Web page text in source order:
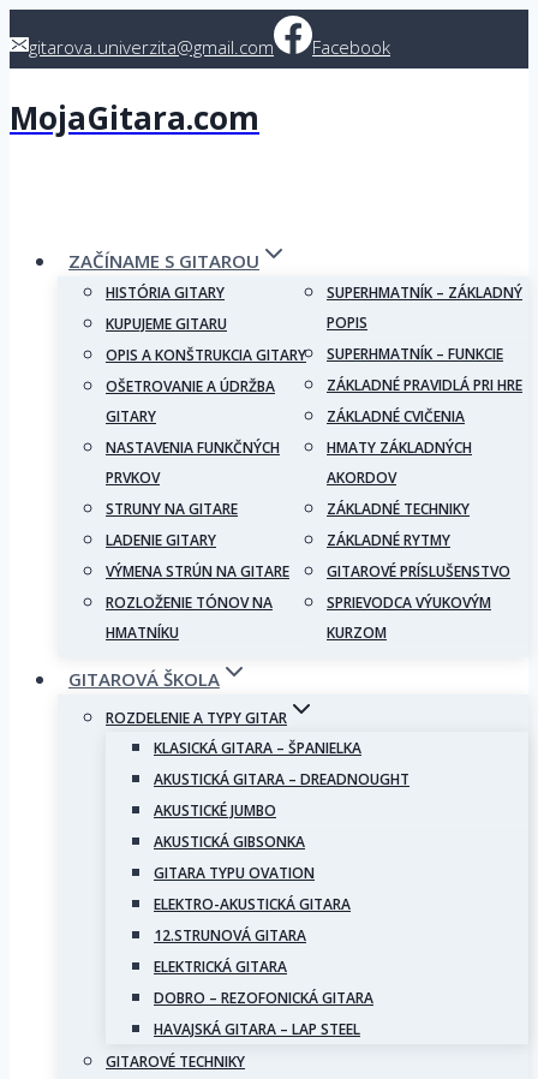
togitarova.univerzita@gmail.com Facebook
MojaGitara.com
ZAČÍNAME S GITAROU
HISTÓRIA GITARY
KUPUJEME GITARU
OPIS A KONŠTRUKCIA GITARY
OŠETROVANIE A ÚDRŽBA
GITARY
NASTAVENIA FUNKČNÝCH
PRVKOV
STRUNY NA GITARE
LADENIE GITARY
VÝMENA STRÚN NA GITARE
ROZLOŽENIE TÓNOV NA
HMATNÍKU
SUPERHMATNÍK – ZÁKLADNÝ
POPIS
SUPERHMATNÍK – FUNKCIE
ZÁKLADNÉ PRAVIDLÁ PRI HRE
ZÁKLADNÉ CVIČENIA
HMATY ZÁKLADNÝCH
AKORDOV
ZÁKLADNÉ TECHNIKY
ZÁKLADNÉ RYTMY
GITAROVÉ PRÍSLUŠENSTVO
SPRIEVODCA VÝUKOVÝM
KURZOM
GITAROVÁ ŠKOLA
ROZDELENIE A TYPY GITAR
KLASICKÁ GITARA – ŠPANIELKA
AKUSTICKÁ GITARA – DREADNOUGHT
AKUSTICKÉ JUMBO
AKUSTICKÁ GIBSONKA
GITARA TYPU OVATION
ELEKTRO-AKUSTICKÁ GITARA
12.STRUNOVÁ GITARA
ELEKTRICKÁ GITARA
DOBRO – REZOFONICKÁ GITARA
HAVAJSKÁ GITARA – LAP STEEL
GITAROVÉ TECHNIKY